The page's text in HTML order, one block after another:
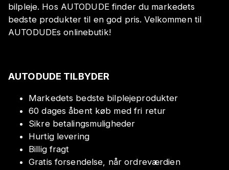
bilpleje. Hos AUTODUDE finder du markedets
bedste produkter til en god pris. Velkommen til
AUTODUDEs onlinebutik!
AUTODUDE TILBYDER
Markedets bedste bilplejeprodukter
60 dages åbent køb med fri retur
Sikre betalingsmuligheder
Hurtig levering
Billig fragt
Gratis forsendelse, når ordreværdien